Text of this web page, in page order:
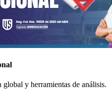
y herramientas de análisis.